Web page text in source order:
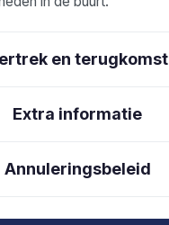
en terugkomst
Extra informatie
Annuleringsbeleid